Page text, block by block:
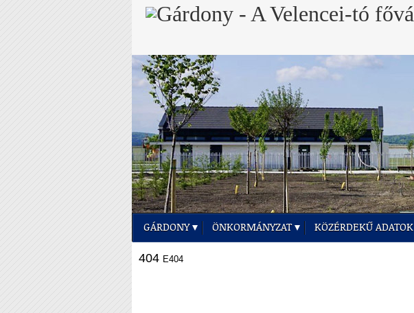
GÁRDONY ÖNKORMÁNYZAT KÖZÉRDEKŰ ADATOK
404 E404